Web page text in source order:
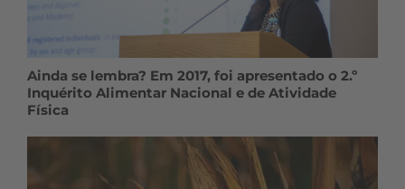
Ainda se lembra? Em 2017, foi apresentado o 2.º
Inquérito Alimentar Nacional e de Atividade
Física